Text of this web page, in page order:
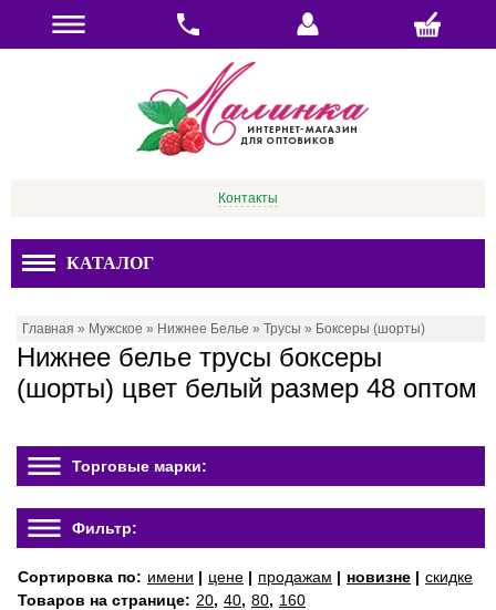
Контакты
КАТАЛОГ
Главная » Мужское » Нижнее Белье » Трусы » Боксеры (шорты)
Нижнее белье трусы боксеры
(шорты) цвет белый размер 48 оптом
Торговые марки:
Фильтр:
Сортировка по: имени | цене | продажам | новизне | скидке
Товаров на странице: 20, 40, 80, 160